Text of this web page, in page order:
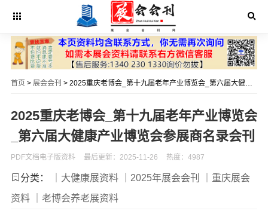
首页 > 展会会刊 > 2025重庆老博会_第十九届老年产业博览会_第六届大健康产业博览会参展商名录会刊
2025重庆老博会_第十九届老年产业博览会
_第六届大健康产业博览会参展商名录会刊
PDF文档电子版资料 最后更新：2025-11-26 热度：4987
分类： ｜大健康展资料 ｜2025年展会会刊
｜重庆展会
资料
｜老博会养老展资料